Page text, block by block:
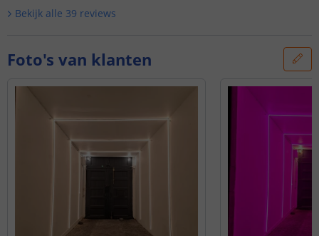
KEA Tradfri, Osram Lightify, Tuya SmartLif
Bekijk alle 39 reviews
Foto's van klanten